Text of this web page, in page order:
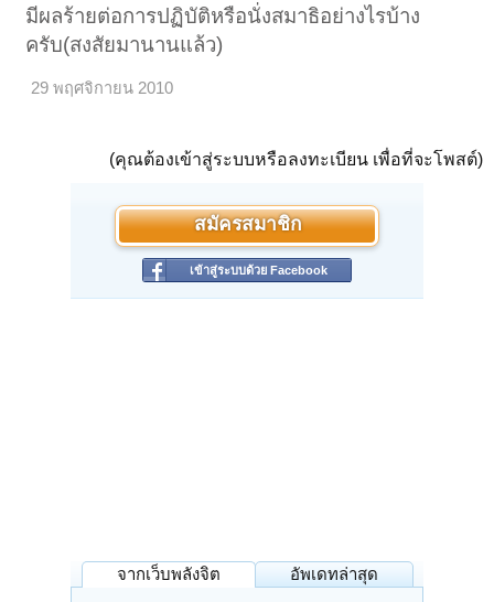
มีผลร้ายต่อการปฏิบัติหรือนั่งสมาธิอย่างไรบ้าง
ครับ(สงสัยมานานแล้ว)
29 พฤศจิกายน 2010
(คุณต้องเข้าสู่ระบบหรือลงทะเบียน เพื่อที่จะโพสต์)
สมัครสมาชิก
เข้าสู่ระบบด้วย Facebook
จากเว็บพลังจิต อัพเดทล่าสุด